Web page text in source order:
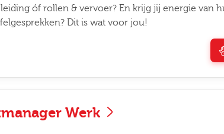
óf rollen & vervoer? En krijg jij energie van
Dit is wat voor jou!
Werk